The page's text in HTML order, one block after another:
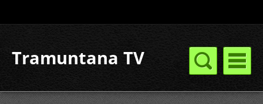
Tramuntana TV